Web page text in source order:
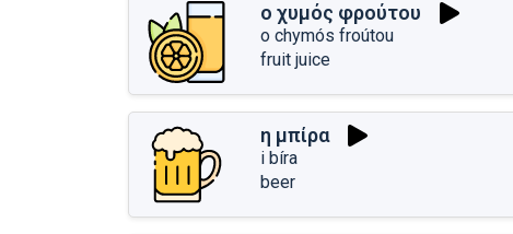
ο χυμός φρούτου
o chymós froútou
fruit juice
η μπίρα
i bíra
beer